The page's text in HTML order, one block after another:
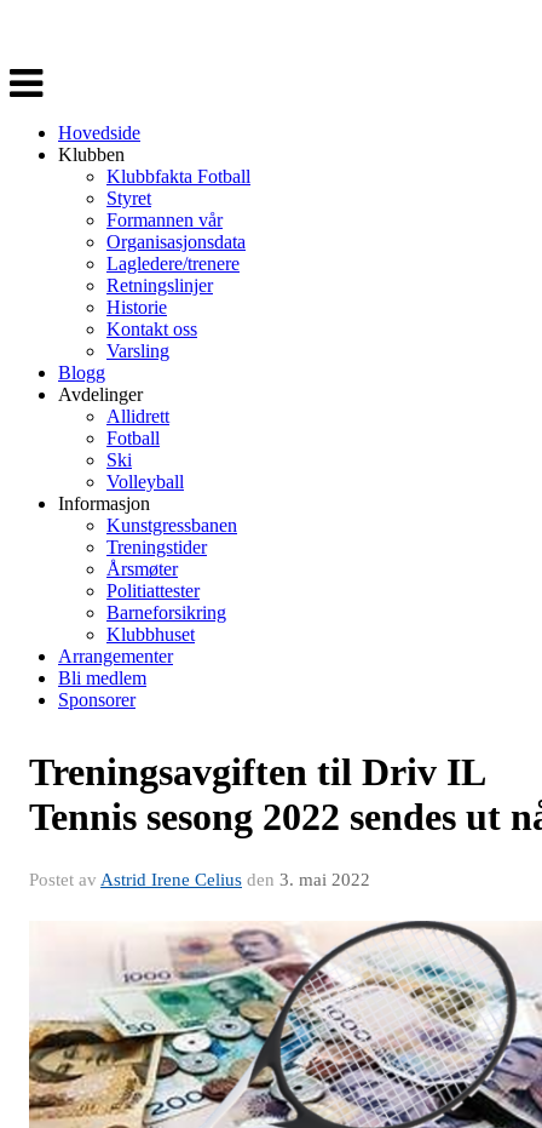
Veksle
navigasjon
Hovedside
Klubben
Klubbfakta Fotball
Styret
Formannen vår
Organisasjonsdata
Lagledere/trenere
Retningslinjer
Historie
Kontakt oss
Varsling
Blogg
Avdelinger
Allidrett
Fotball
Ski
Volleyball
Informasjon
Kunstgressbanen
Treningstider
Årsmøter
Politiattester
Barneforsikring
Klubbhuset
Arrangementer
Bli medlem
Sponsorer
Treningsavgiften til Driv IL
Tennis sesong 2022 sendes ut
Postet av Astrid Irene Celius den 3. mai 2022